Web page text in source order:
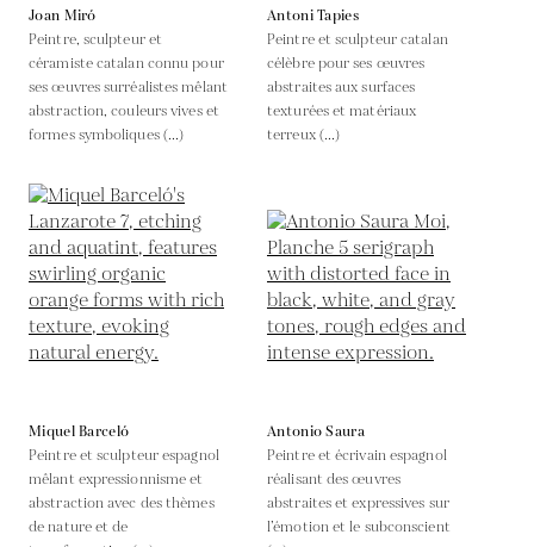
Joan Miró
Peintre, sculpteur et
céramiste catalan connu pour
ses œuvres surréalistes mêlant
abstraction, couleurs vives et
formes symboliques (...)
Antoni Tapies
Peintre et sculpteur catalan
célèbre pour ses œuvres
abstraites aux surfaces
texturées et matériaux
terreux (...)
Miquel Barceló
Peintre et sculpteur espagnol
mêlant expressionnisme et
abstraction avec des thèmes
de nature et de
Antonio Saura
Peintre et écrivain espagnol
réalisant des œuvres
abstraites et expressives sur
l’émotion et le subconscient